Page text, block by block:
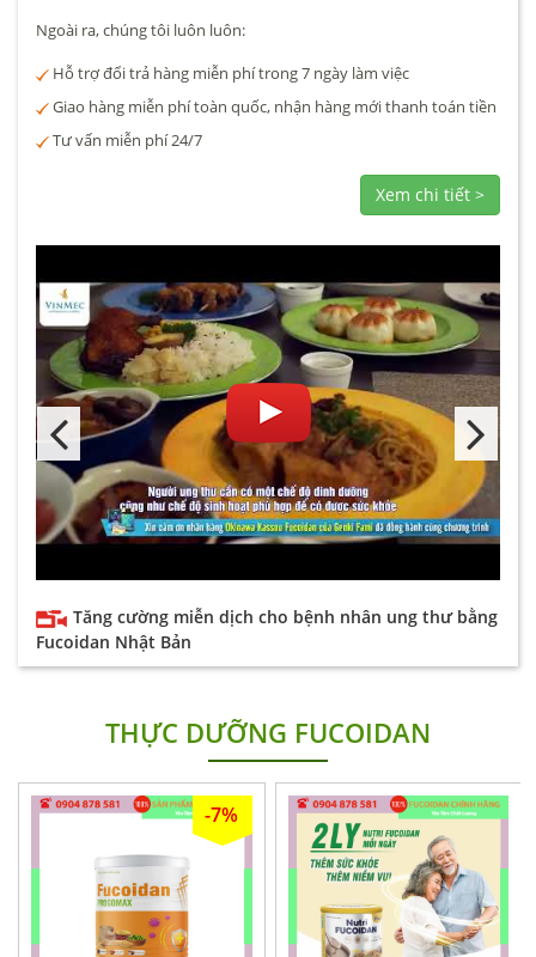
Ngoài ra, chúng tôi luôn luôn:
Hỗ trợ đổi trả hàng miễn phí trong 7 ngày làm việc
Giao hàng miễn phí toàn quốc, nhận hàng mới thanh toán tiền
Tư vấn miễn phí 24/7
Xem chi tiết >
Tăng cường miễn dịch cho bệnh nhân ung thư bằng
Fucoidan Nhật Bản
THỰC DƯỠNG FUCOIDAN
-7%